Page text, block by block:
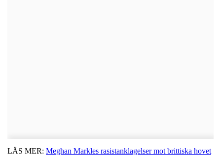
LÄS MER: Meghan Markles rasistanklagelser mot brittiska hovet